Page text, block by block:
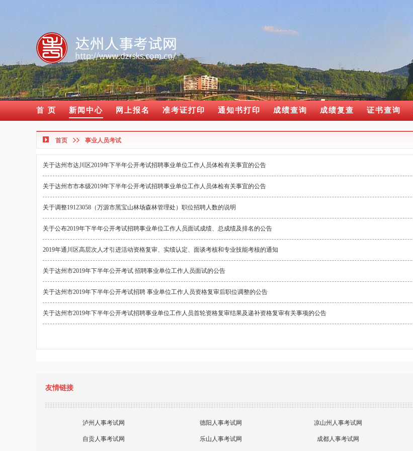
首 页 新闻中心 网上报名 准考证打印 通知书打印 成绩查询 成绩复查 证书查询
首页 事业人员考试
关于达州市达川区2019年下半年公开考试招聘事业单位工作人员体检有关事宜的公告
关于达州市市本级2019年下半年公开考试招聘事业单位工作人员体检有关事宜的公告
关于调整19123058（万源市黑宝山林场森林管理处）职位招聘人数的说明
关于公布2019年下半年公开考试招聘事业单位工作人员面试成绩、总成绩及排名的公告
2019年通川区高层次人才引进活动资格复审、实绩认定、面谈考核和专业技能考核的通知
关于达州市2019年下半年公开考试 招聘事业单位工作人员面试的公告
关于达州市2019年下半年公开考试招聘 事业单位工作人员资格复审后职位调整的公告
关于达州市2019年下半年公开考试招聘事业单位工作人员首轮资格复审结果及递补资格复审有关事项的公告
友情链接
泸州人事考试网 德阳人事考试网 凉山州人事考试网
自贡人事考试网 乐山人事考试网 成都人事考试网